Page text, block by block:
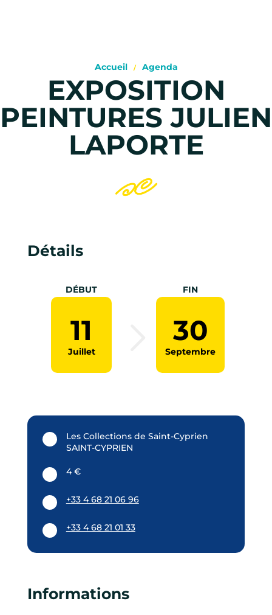
Accueil Agenda
EXPOSITION
PEINTURES JULIEN
LAPORTE
Détails
DÉBUT
11
Juillet
FIN
30
Septembre
Les Collections de Saint-Cyprien
SAINT-CYPRIEN
4 €
+33 4 68 21 06 96
+33 4 68 21 01 33
Informations